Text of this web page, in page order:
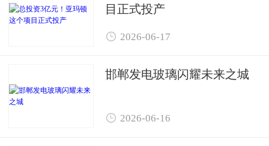
目正式投产
 2026-06-17
邯郸发电玻璃闪耀未来之城
 2026-06-16